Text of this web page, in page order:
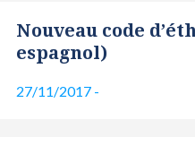
Nouveau code
espagnol)
27/11/2017 -